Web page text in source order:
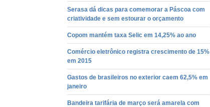
Serasa dá dicas para comemorar a Páscoa com
criatividade e sem estourar o orçamento
Copom mantém taxa Selic em 14,25% ao ano
Comércio eletrônico registra crescimento de 15%
em 2015
Gastos de brasileiros no exterior caem 62,5% em
janeiro
Bandeira tarifária de março será amarela com